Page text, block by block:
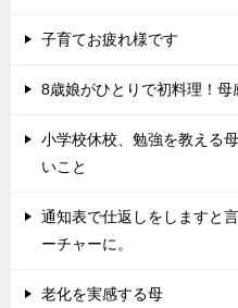
子育てお疲れ様です
8歳娘がひとりで初料理！母
小学校休校、勉強を教える
いこと
通知表で仕返しをしますと
ーチャーに。
老化を実感する母